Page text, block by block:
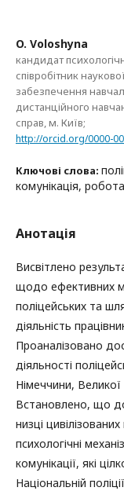
O. Voloshyna
кандидат
співробітник
забезпечення
дистанційного
справ, м. Київ;
http://orcid.org/0000-
Ключові слова:
комунікація,
Анотація
Висвітлено
щодо ефективних
поліцейських та
діяльність
Проаналізовано
діяльності
Німеччини, Великої
Встановлено, що
низці
психологічні
комунікації, які
Національній